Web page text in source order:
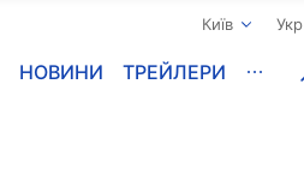
Київ Укр
НОВИНИ ТРЕЙЛЕРИ